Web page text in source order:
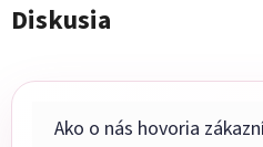
Diskusia